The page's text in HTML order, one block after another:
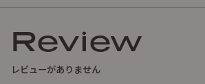
ギアスリングの本体生地をDyneema、内
量メッシュで作成した軽量ギアスリングで
Review
レビューがありません